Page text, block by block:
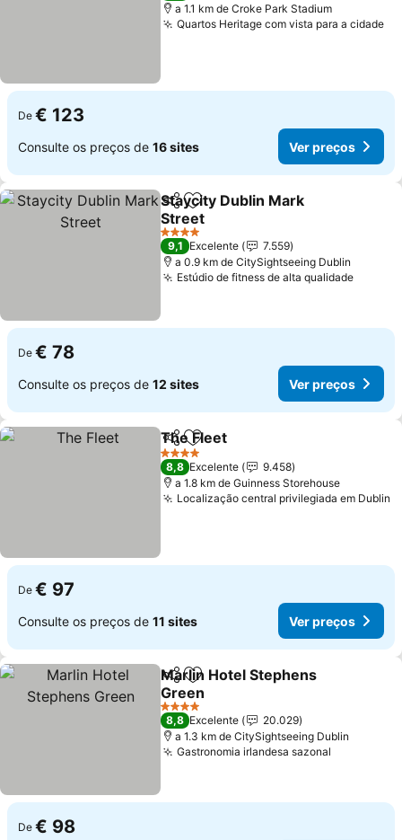
a 1.1 km de Croke Park Stadium
Quartos Heritage com vista para a cidade
De € 123
Consulte os preços de 16 sites Ver preços
PartilharAdicionar aos favoritos
Staycity Dublin Mark
Street
4 Estrelas
9,1 Excelente
7.559
a 0.9 km de CitySightseeing Dublin
Estúdio de fitness de alta qualidade
De € 78
Consulte os preços de 12 sites Ver preços
PartilharAdicionar aos favoritos
The Fleet
4 Estrelas
8,8 Excelente
9.458
a 1.8 km de Guinness Storehouse
Localização central privilegiada em Dublin
De € 97
Consulte os preços de 11 sites Ver preços
PartilharAdicionar aos favoritos
Marlin Hotel Stephens
Green
4 Estrelas
8,8 Excelente
20.029
a 1.3 km de CitySightseeing Dublin
Gastronomia irlandesa sazonal
De € 98